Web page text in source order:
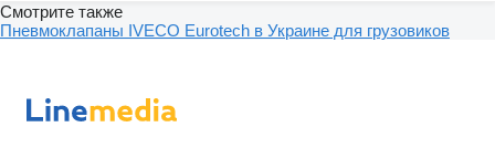
Смотрите также
Пневмоклапаны IVECO Eurotech в Украине для грузовиков